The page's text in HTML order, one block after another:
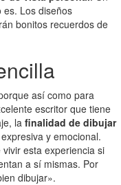
es. Los diseños
bonitos recuerdos de
así como para
escritor que tiene
la finalidad de dibujar
y emocional.
esta experiencia si
a sí mismas. Por
dibujar».